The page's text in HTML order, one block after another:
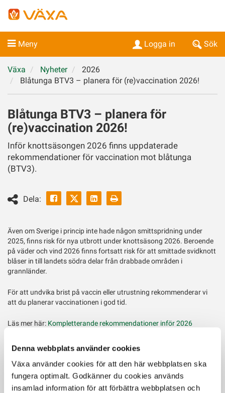
Denna webbplats använder cookies
Växa använder cookies för att den här webbplatsen ska
fungera optimalt. Godkänner du cookies används
insamlad information för att förbättra webbplatsen och
Meny Sök
Logga in
Växa Nyheter
2026
Blåtunga BTV3 – planera för (re)vaccination 2026!
Blåtunga BTV3 – planera för
(re)vaccination 2026!
Inför knottsäsongen 2026 finns uppdaterade
rekommendationer för vaccination mot blåtunga
(BTV3).
Dela:
Facebook LinkedinSkriv
Även om Sverige i princip inte hade någon smittspridning under
2025, finns risk för nya utbrott under knottsäsong 2026. Beroende
på väder och vind 2026 finns fortsatt risk för att smittade svidknott
blåser in till landets södra delar från drabbade områden i
grannländer.
För att undvika brist på vaccin eller utrustning rekommenderar vi
att du planerar vaccinationen i god tid.
Läs mer här: Kompletterande rekommendationer inför 2026
Senast uppdaterad: 26 januari 2026